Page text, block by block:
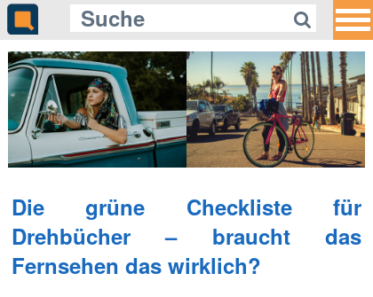
Die grüne Checkliste für
Drehbücher – braucht das
Fernsehen das wirklich?